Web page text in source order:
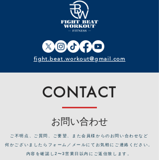
fight.beat.workout@gmail.com
CONTACT
お問い合わせ
​ご不明点、ご質問、ご要望、また会員様からのお問い合わせなど
何かございましたらフォーム／メールにてお気軽にご連絡ください。
内容を確認し2〜3営業日以内にご返信致します。